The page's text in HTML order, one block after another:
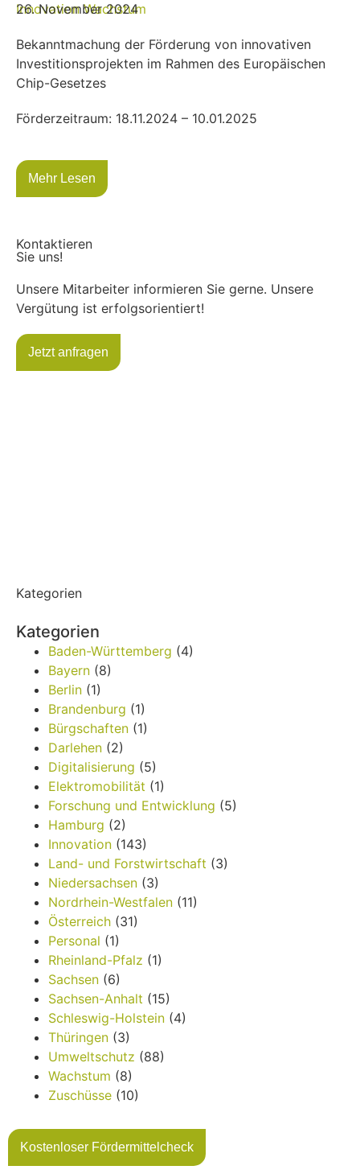
Innovation Wachstum
26. November 2024
Bekanntmachung der Förderung von innovativen
Investitionsprojekten im Rahmen des Europäischen
Chip-Gesetzes
Förderzeitraum: 18.11.2024 – 10.01.2025
Mehr Lesen
Kontaktieren
Sie uns!
Unsere Mitarbeiter informieren Sie gerne. Unsere
Vergütung ist erfolgsorientiert!
Jetzt anfragen
Kategorien
Kategorien
Baden-Württemberg (4)
Bayern (8)
Berlin (1)
Brandenburg (1)
Bürgschaften (1)
Darlehen (2)
Digitalisierung (5)
Elektromobilität (1)
Forschung und Entwicklung (5)
Hamburg (2)
Innovation (143)
Land- und Forstwirtschaft (3)
Niedersachsen (3)
Nordrhein-Westfalen (11)
Österreich (31)
Personal (1)
Rheinland-Pfalz (1)
Sachsen (6)
Sachsen-Anhalt (15)
Schleswig-Holstein (4)
Thüringen (3)
Umweltschutz (88)
Wachstum (8)
Zuschüsse (10)
Kostenloser Fördermittelcheck